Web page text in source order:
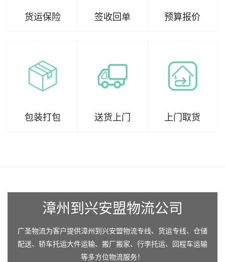
货运保险 签收回单 预算报价
包装打包 送货上门 上门取货
漳州到兴安盟物流公司
广圣物流为客户提供漳州到兴安盟物流专线、货运专线、仓储
配送、轿车托运大件运输、搬厂搬家、行李托运、回程车运输
等多方位物流服务！